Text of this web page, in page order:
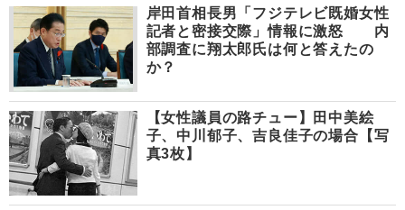
岸田首相長男「フジテレビ既婚女性
記者と密接交際」情報に激怒 内
部調査に翔太郎氏は何と答えたの
か？
【女性議員の路チュー】田中美絵
子、中川郁子、吉良佳子の場合【写
真3枚】